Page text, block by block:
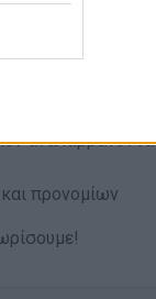
προνομίων